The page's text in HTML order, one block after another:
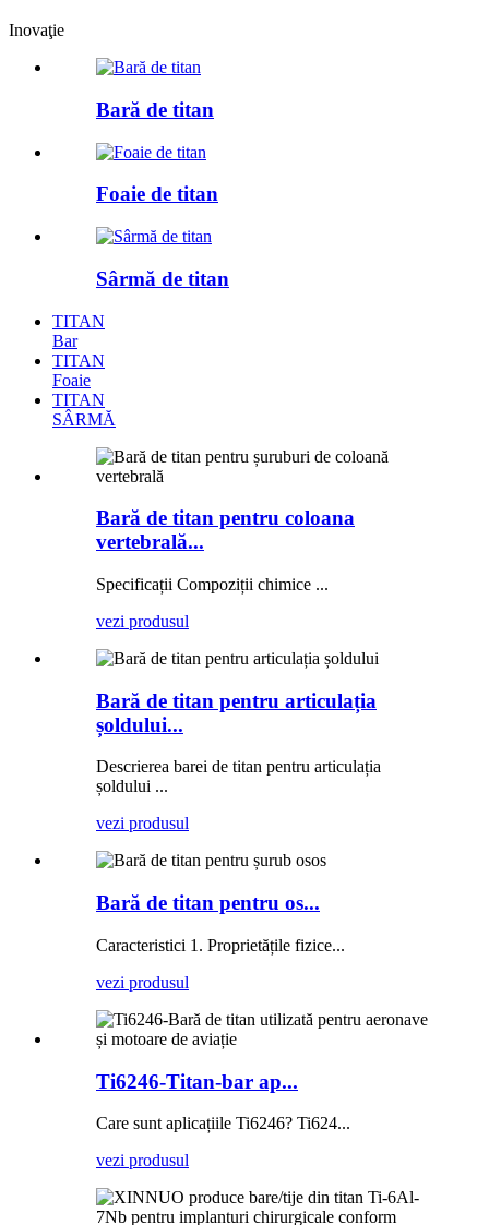
Inovaţie
Bară de titan
Foaie de titan
Sârmă de titan
TITAN
Bar
TITAN
Foaie
TITAN
SÂRMĂ
Bară de titan pentru coloana
vertebrală...
Specificații Compoziții chimice ...
vezi produsul
Bară de titan pentru articulația
șoldului...
Descrierea barei de titan pentru articulația
șoldului ...
vezi produsul
Bară de titan pentru os...
Caracteristici 1. Proprietățile fizice...
vezi produsul
Ti6246-Titan-bar ap...
Care sunt aplicațiile Ti6246? Ti624...
vezi produsul